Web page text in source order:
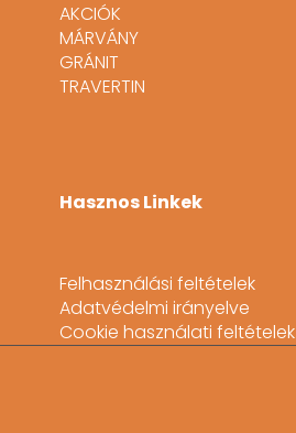
AKCIÓK
MÁRVÁNY
GRÁNIT
TRAVERTIN
Hasznos Linkek
Felhasználási feltételek
Adatvédelmi irányelve
Cookie használati feltételek